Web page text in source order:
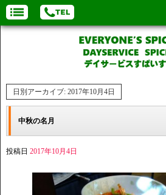
日別アーカイブ: 2017年10月4日
中秋の名月
投稿日 2017年10月4日